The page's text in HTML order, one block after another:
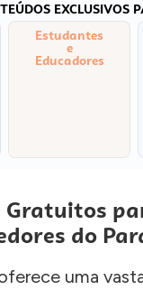
EXCLUSIVOS
Estudantes
e
Educadores
Gratuitos
do
uma